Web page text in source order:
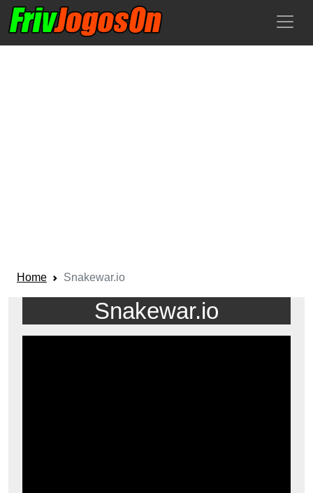
Home Snakewar.io
Snakewar.io